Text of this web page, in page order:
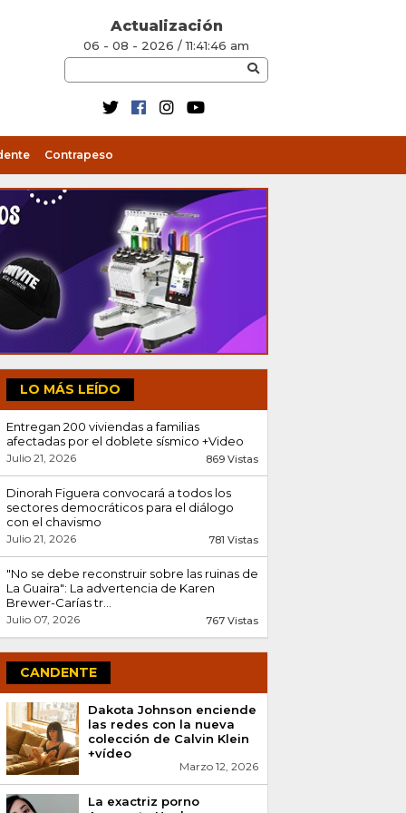
Actualización
06 - 08 - 2026 / 11:41:46 am
Contrapeso
LO MÁS LEÍDO
Entregan 200 viviendas a familias
afectadas por el doblete sísmico +Video
Julio 21, 2026 869 Vistas
Dinorah Figuera convocará a todos los
sectores democráticos para el diálogo
con el chavismo
Julio 21, 2026 781 Vistas
"No se debe reconstruir sobre las ruinas de
La Guaira": La advertencia de Karen
Brewer-Carías tr...
Julio 07, 2026 767 Vistas
Hantavirus: Qué es, cómo se contagia y lo
que dicen las autoridades
Julio 21, 2026
Hallan sin vida al niño argentino Lucas
Gámez tras el doble terremoto en
Venezuela
Julio 08, 2026 581 Vistas
Encontrados abrazados: La conmovedora
CANDENTE
Dakota Johnson enciende
las redes con la nueva
colección de Calvin Klein
+vídeo
Marzo 12, 2026
La exactriz porno